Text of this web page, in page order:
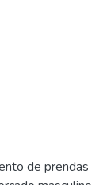
de prendas